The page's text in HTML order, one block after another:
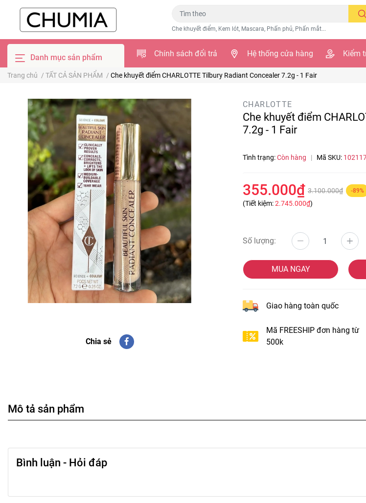
Che khuyết điểm, Kem lót, Mascara, Phấn phủ, Phấn mắt...
Danh mục sản phẩm Chính sách đổi trả Hệ thống cửa hàng Kiểm
Trang chủ / TẤT CẢ SẢN PHẨM / Che khuyết điểm CHARLOTTE Tilbury Radiant Concealer 7.2g - 1 Fair
Chia sẻ
CHARLOTTE
Che khuyết điểm
7.2g - 1 Fair
Tình trạng:Còn hàng | Mã SKU:
355.000₫ 3.100.000₫ -89%
(Tiết kiệm:2.745.000₫)
Số lượng:
MUA NGAY
Giao hàng toàn quốc
Mã FREESHIP đơn hàng từ
500k
Mô tả sản phẩm
Bình luận - Hỏi đáp